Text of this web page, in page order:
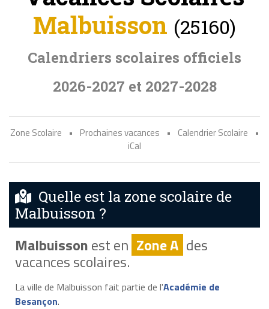
Malbuisson (25160)
Calendriers scolaires officiels
2026-2027 et 2027-2028
Zone Scolaire • Prochaines vacances • Calendrier Scolaire
•
iCal
Quelle est la zone scolaire de
Malbuisson ?
Malbuissonest en Zone A des
vacances scolaires.
La ville de Malbuisson fait partie de l'Académie de
Besançon.